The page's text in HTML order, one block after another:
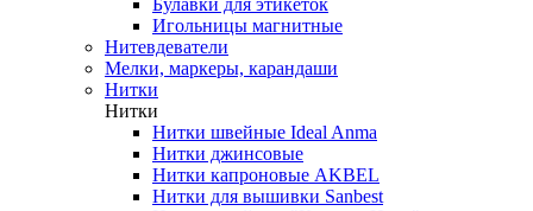
Булавки для этикеток
Игольницы магнитные
Нитевдеватели
Мелки, маркеры, карандаши
Нитки
Нитки
Нитки швейные Ideal Anma
Нитки джинсовые
Нитки капроновые AKBEL
Нитки для вышивки Sanbest